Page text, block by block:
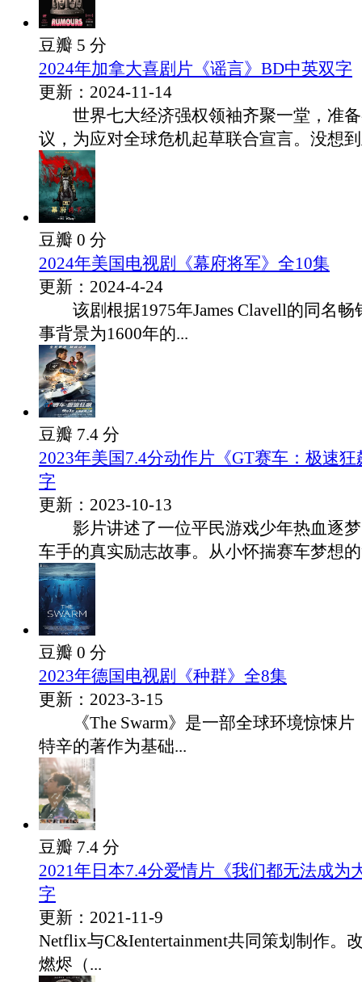
豆瓣 5 分
2024年加拿大喜剧片《谣言》BD中英双字
更新：2024-11-14
世界七大经济强权领袖齐聚一堂，准备
议，为应对全球危机起草联合宣言。没想
豆瓣 0 分
2024年美国电视剧《幕府将军》全10集
更新：2024-4-24
该剧根据1975年James Clavell的同名畅
事背景为1600年的...
豆瓣 7.4 分
2023年美国7.4分动作片《GT赛车：极速
字
更新：2023-10-13
影片讲述了一位平民游戏少年热血逐梦
车手的真实励志故事。从小怀揣赛车梦想
豆瓣 0 分
2023年德国电视剧《种群》全8集
更新：2023-3-15
《The Swarm》是一部全球环境惊悚片
特辛的著作为基础...
豆瓣 7.4 分
2021年日本7.4分爱情片《我们都无法成为
字
更新：2021-11-9
Netflix与C&Ientertainment共同策划制作。
燃烬（...